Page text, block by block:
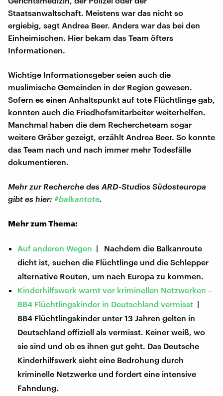
Staatsanwaltschaft. Meistens war das nicht so
ergiebig, sagt Andrea Beer. Anders war das bei den
Einheimischen. Hier bekam das Team öfters
Informationen.
Wichtige Informationsgeber seien auch die
muslimische Gemeinden in der Region gewesen.
Sofern es einen Anhaltspunkt auf tote Flüchtlinge gab,
konnten auch die Friedhofsmitarbeiter weiterhelfen.
Manchmal haben die dem Rechercheteam sogar
weitere Gräber gezeigt, erzählt Andrea Beer. So konnte
das Team nach und nach immer mehr Todesfälle
dokumentieren.
Mehr zur Recherche des ARD-Studios Südosteuropa
gibt es hier: #balkantote.
Mehr zum Thema:
Auf anderen Wegen | Nachdem die Balkanroute
dicht ist, suchen die Flüchtlinge und die Schlepper
alternative Routen, um nach Europa zu kommen.
Kinderhilfswerk warnt vor kriminellen Netzwerken –
884 Flüchtlingskinder in Deutschland vermisst |
884 Flüchtlingskinder unter 13 Jahren gelten in
Deutschland offiziell als vermisst. Keiner weiß, wo
sie sind und ob es ihnen gut geht. Das Deutsche
Kinderhilfswerk sieht eine Bedrohung durch
kriminelle Netzwerke und fordert eine intensive
Fahndung.